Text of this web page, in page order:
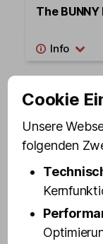
The BUNNY
23:30 - 00:30
St. Pauli
Show Club
15.08.2026
Cookie
Unsere
folgenden